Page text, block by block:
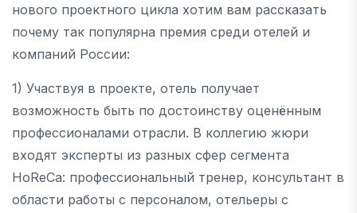
нового проектного цикла хотим вам рассказать
почему так популярна премия среди отелей и
компаний России:
1) Участвуя в проекте, отель получает
возможность быть по достоинству оценённым
профессионалами отрасли. В коллегию жюри
входят эксперты из разных сфер сегмента
HoReCa: профессиональный тренер, консультант в
области работы с персоналом, отельеры с